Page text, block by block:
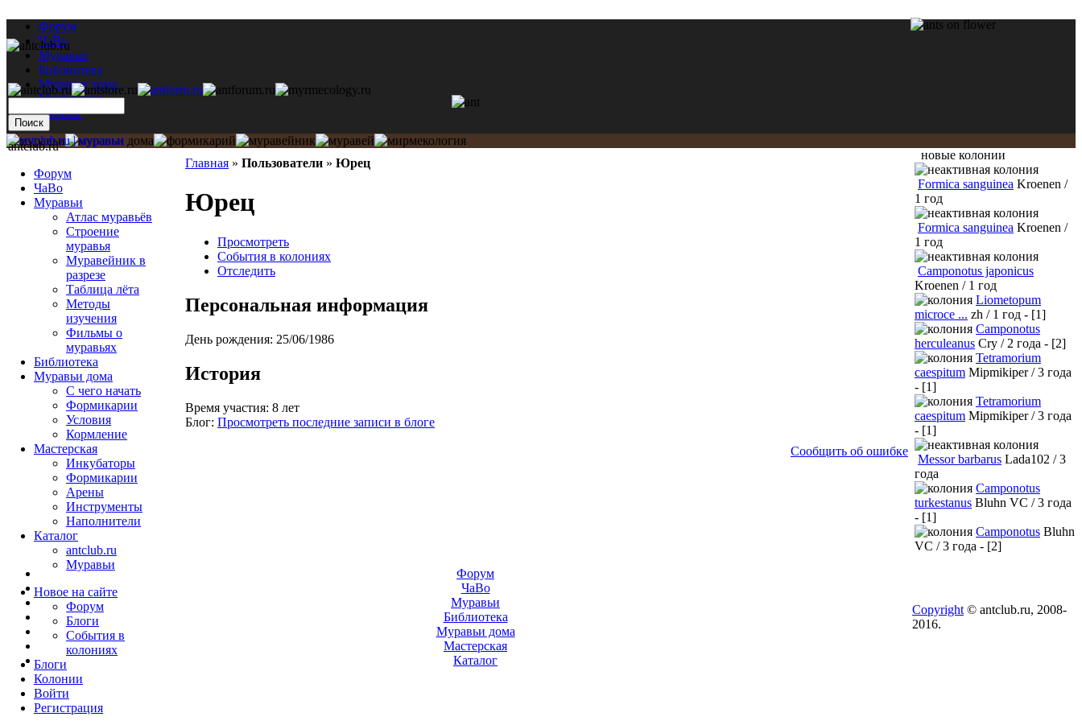
Форум
ЧаВо
Муравьи
Библиотека
Муравьи дома
Мастерская
Каталог
Главная » Пользователи » Юрец
Юрец
Просмотреть
События в колониях
Отследить
Персональная информация
День рождения: 25/06/1986
История
Время участия: 8 лет
Блог: Просмотреть последние записи в блоге
Сообщить об ошибке
antclub.ru
Форум
ЧаВо
Муравьи
Атлас муравьёв
Строение
муравья
Муравейник в
разрезе
Таблица лёта
Методы
изучения
Фильмы о
муравьях
Библиотека
Муравьи дома
С чего начать
Формикарии
Условия
Кормление
Мастерская
Инкубаторы
Формикарии
Арены
Инструменты
Наполнители
Каталог
antclub.ru
Муравьи
Новое на сайте
Форум
Блоги
События в
колониях
Блоги
Колонии
Войти
Peгиcтpaция
новые колонии
Formica sanguinea Kroenen /
1 год
Formica sanguinea Kroenen /
1 год
Camponotus japonicus
Kroenen / 1 год
Liometopum
microce ... zh / 1 год - [1]
Camponotus
herculeanus Cry / 2 года - [2]
Tetramorium
caespitum Mipmikiper / 3 года
- [1]
Tetramorium
caespitum Mipmikiper / 3 года
- [1]
Messor barbarus Lada102 / 3
года
Camponotus
turkestanus Bluhn VC / 3 года
- [1]
Camponotus Bluhn
VC / 3 года - [2]
Форум
ЧаВо
Муравьи
Библиотека
Муравьи дома
Мастерская
Каталог
Copyright © antclub.ru, 2008-
2016.